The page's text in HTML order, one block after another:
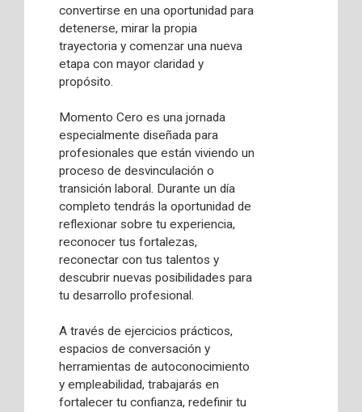
convertirse en una oportunidad para
detenerse, mirar la propia
trayectoria y comenzar una nueva
etapa con mayor claridad y
propósito.
Momento Cero es una jornada
especialmente diseñada para
profesionales que están viviendo un
proceso de desvinculación o
transición laboral. Durante un día
completo tendrás la oportunidad de
reflexionar sobre tu experiencia,
reconocer tus fortalezas,
reconectar con tus talentos y
descubrir nuevas posibilidades para
tu desarrollo profesional.
A través de ejercicios prácticos,
espacios de conversación y
herramientas de autoconocimiento
y empleabilidad, trabajarás en
fortalecer tu confianza, redefinir tu